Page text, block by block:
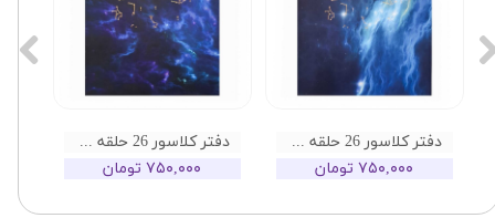
دفتر کلاسور 26 حلقه کهکشانی تینک طرح 01
۷۵۰,۰۰۰ تومان
دفتر کلاسور 26 حلقه کهکشانی تینک طرح 02
۷۵۰,۰۰۰ تومان